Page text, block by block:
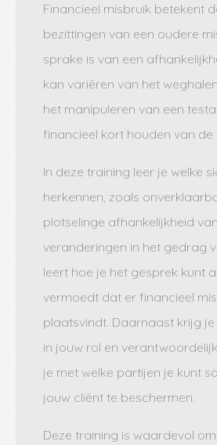
Financieel misbruik betekent
bezittingen van een oudere
sprake is van een
kan variëren van het
het manipuleren van een
financieel kort houden van de
In deze training leer je welke
herkennen, zoals
plotselinge afhankelijkheid
veranderingen in het gedrag
leert hoe je het gesprek kunt
vermoedt dat er financieel
plaatsvindt. Daarnaast krijg
in jouw rol en
je met welke partijen je kunt
jouw cliënt te beschermen.
Deze training is waardevol